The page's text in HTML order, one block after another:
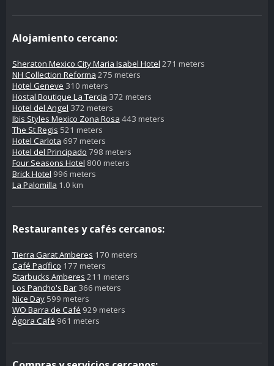
Alojamiento cercano:
Sheraton Mexico City Maria Isabel Hotel 271 meters
NH Collection Reforma 275 meters
Hotel Geneve 310 meters
Hostal Boutique La Tercia 372 meters
Hotel del Angel 372 meters
Ibis Styles Mexico Zona Rosa 443 meters
The St Regis 521 meters
Hotel Carlota 697 meters
Hotel del Principado 798 meters
Four Seasons Hotel 800 meters
Brick Hotel 996 meters
La Palomilla 1.0 km
Restaurantes y cafés cercanos:
Tierra Garat Amberes 170 meters
Café Pacífico 177 meters
Starbucks Amberes 211 meters
Los Pancho's Bar 366 meters
Nice Day 599 meters
WO Barra de Café 929 meters
Ágora Café 961 meters